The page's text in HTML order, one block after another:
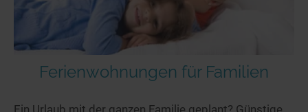
Ferienwohnungen für Familien